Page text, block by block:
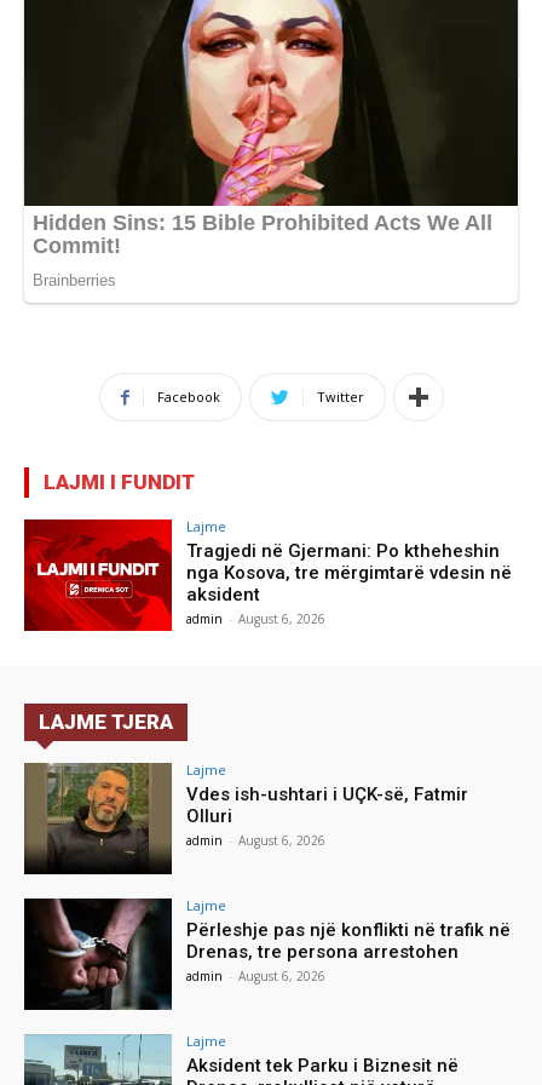
Facebook Twitter
LAJMI I FUNDIT
Lajme
Tragjedi në Gjermani: Po ktheheshin
nga Kosova, tre mërgimtarë vdesin në
aksident
admin - August 6, 2026
LAJME TJERA
Lajme
Vdes ish-ushtari i UÇK-së, Fatmir
Olluri
admin - August 6, 2026
Lajme
Përleshje pas një konflikti në trafik në
Drenas, tre persona arrestohen
admin - August 6, 2026
Lajme
Aksident tek Parku i Biznesit në